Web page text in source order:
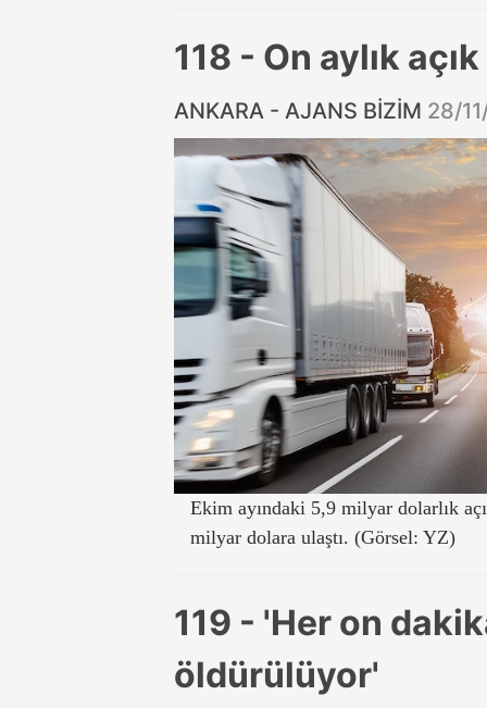
118 - On aylık
ANKARA - AJANS BİZİM 28/
Ekim ayındaki 5,9 milyar dolarlık
milyar dolara ulaştı. (Görsel: YZ)
119 - 'Her on
öldürülüyor'